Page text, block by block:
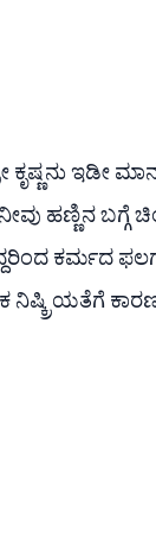
ಇಡೀ
ಹಣ್ಣಿನ ಬಗ್ಗೆ
ಕರ್ಮದ
ನಿಷ್ಕ್ರಿಯತೆಗೆ